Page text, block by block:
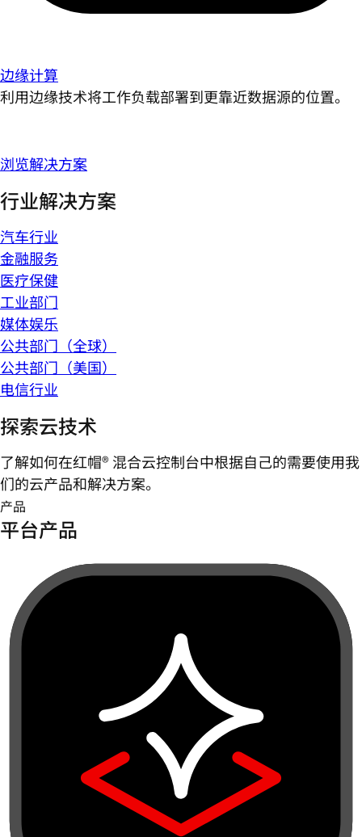
边缘计算
利用边缘技术将工作负载部署到更靠近数据源的位置。
浏览解决方案
行业解决方案
汽车行业
金融服务
医疗保健
工业部门
媒体娱乐
公共部门（全球）
公共部门（美国）
电信行业
探索云技术
了解如何在红帽® 混合云控制台中根据自己的需要使用我
们的云产品和解决方案。
产品
平台产品